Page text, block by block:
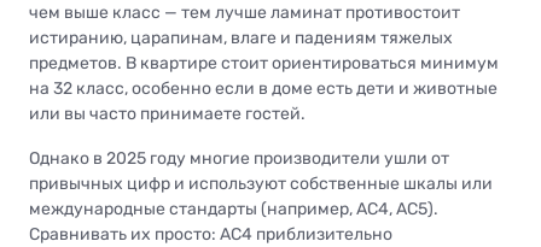
чем выше класс — тем лучше ламинат противостоит
истиранию, царапинам, влаге и падениям тяжелых
предметов. В квартире стоит ориентироваться минимум
на 32 класс, особенно если в доме есть дети и животные
или вы часто принимаете гостей.
Однако в 2025 году многие производители ушли от
привычных цифр и используют собственные шкалы или
международные стандарты (например, AC4, AC5).
Сравнивать их просто: AC4 приблизительно